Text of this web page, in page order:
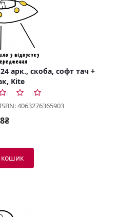
арк., скоба, софт тач +
Kite
ISBN: 4063276365903